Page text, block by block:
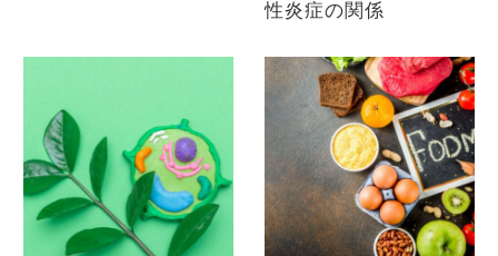
性炎症の関係